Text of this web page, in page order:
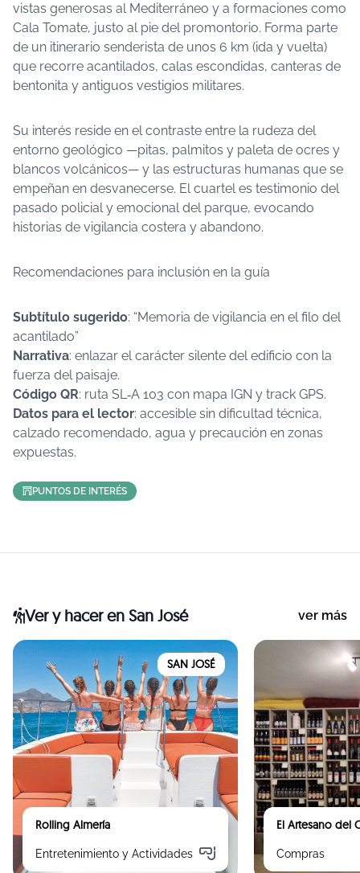
vistas generosas al Mediterráneo y a formaciones como
Cala Tomate, justo al pie del promontorio. Forma parte
de un itinerario senderista de unos 6 km (ida y vuelta)
que recorre acantilados, calas escondidas, canteras de
bentonita y antiguos vestigios militares.
Su interés reside en el contraste entre la rudeza del
entorno geológico —pitas, palmitos y paleta de ocres y
blancos volcánicos— y las estructuras humanas que se
empeñan en desvanecerse. El cuartel es testimonio del
pasado policial y emocional del parque, evocando
historias de vigilancia costera y abandono.
Recomendaciones para inclusión en la guía
Subtítulo sugerido: “Memoria de vigilancia en el filo del
acantilado”
Narrativa: enlazar el carácter silente del edificio con la
fuerza del paisaje.
Código QR: ruta SL‑A 103 con mapa IGN y track GPS.
Datos para el lector: accesible sin dificultad técnica,
calzado recomendado, agua y precaución en zonas
expuestas.
PUNTOS DE INTERÉS
Ver y haceren San José ver más
SAN JOSÉ
Rolling Almería
Entretenimiento y Actividades
El Artesano del
Compras